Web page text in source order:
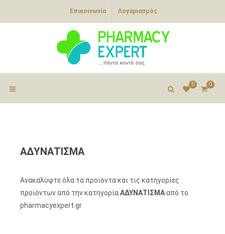
Επικοινωνία Λογαριασμός
0
0
ΑΔΥΝΑΤΙΣΜΑ
Ανακαλύψτε όλα τα προϊόντα και τις κατηγορίες
προϊόντων από την κατηγορίαΑΔΥΝΑΤΙΣΜΑαπό το
pharmacyexpert.gr